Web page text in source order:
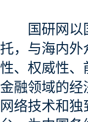
国研网以国
托，与海内
性、权威性
金融领域的
网络技术和